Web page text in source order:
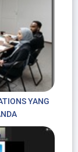
YANG